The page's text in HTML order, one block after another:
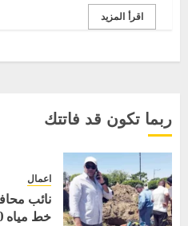
اقرأ المزيد
ربما تكون قد فاتتك
اعمال
نائب
خط مياه 400 مللي بشارع الجلاء (صور)